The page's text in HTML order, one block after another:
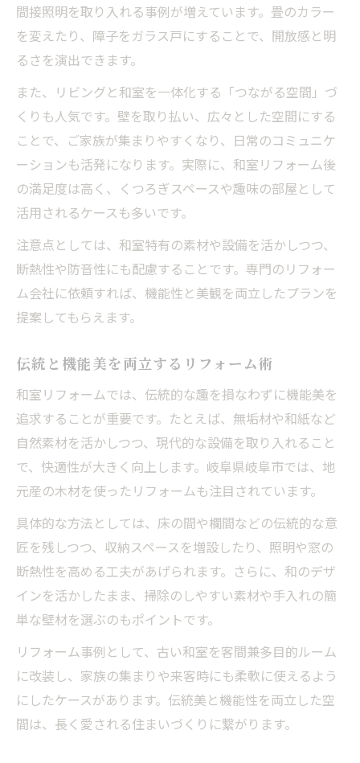
リフォームで和室の利便性を高める工夫
実用的な和室リフォームのポイント解説
リフォーム体験談に学ぶ快適化の秘訣
リフォーム会社選びで失敗しないポイント
収納改善から始める和室リフォームのポイント
リフォームで収納力を最大限に活用する術
和室リフォームでスッキリ片付く収納アイ
デア
ツ
収納改善で和室の使い道が広がる方法
リフォーム事例から学ぶ収納の工夫
間接照明を取り入れる事例が増えています。畳のカラー
を変えたり、障子をガラス戸にすることで、開放感と明
るさを演出できます。
また、リビングと和室を一体化する「つながる空間」づ
くりも人気です。壁を取り払い、広々とした空間にする
ことで、ご家族が集まりやすくなり、日常のコミュニケ
ーションも活発になります。実際に、和室リフォーム後
の満足度は高く、くつろぎスペースや趣味の部屋として
活用されるケースも多いです。
注意点としては、和室特有の素材や設備を活かしつつ、
断熱性や防音性にも配慮することです。専門のリフォー
ム会社に依頼すれば、機能性と美観を両立したプランを
提案してもらえます。
伝統と機能美を両立するリフォーム術
和室リフォームでは、伝統的な趣を損なわずに機能美を
追求することが重要です。たとえば、無垢材や和紙など
自然素材を活かしつつ、現代的な設備を取り入れること
で、快適性が大きく向上します。岐阜県岐阜市では、地
元産の木材を使ったリフォームも注目されています。
具体的な方法としては、床の間や欄間などの伝統的な意
匠を残しつつ、収納スペースを増設したり、照明や窓の
断熱性を高める工夫があげられます。さらに、和のデザ
インを活かしたまま、掃除のしやすい素材や手入れの簡
単な壁材を選ぶのもポイントです。
リフォーム事例として、古い和室を客間兼多目的ルーム
に改装し、家族の集まりや来客時にも柔軟に使えるよう
にしたケースがあります。伝統美と機能性を両立した空
間は、長く愛される住まいづくりに繋がります。